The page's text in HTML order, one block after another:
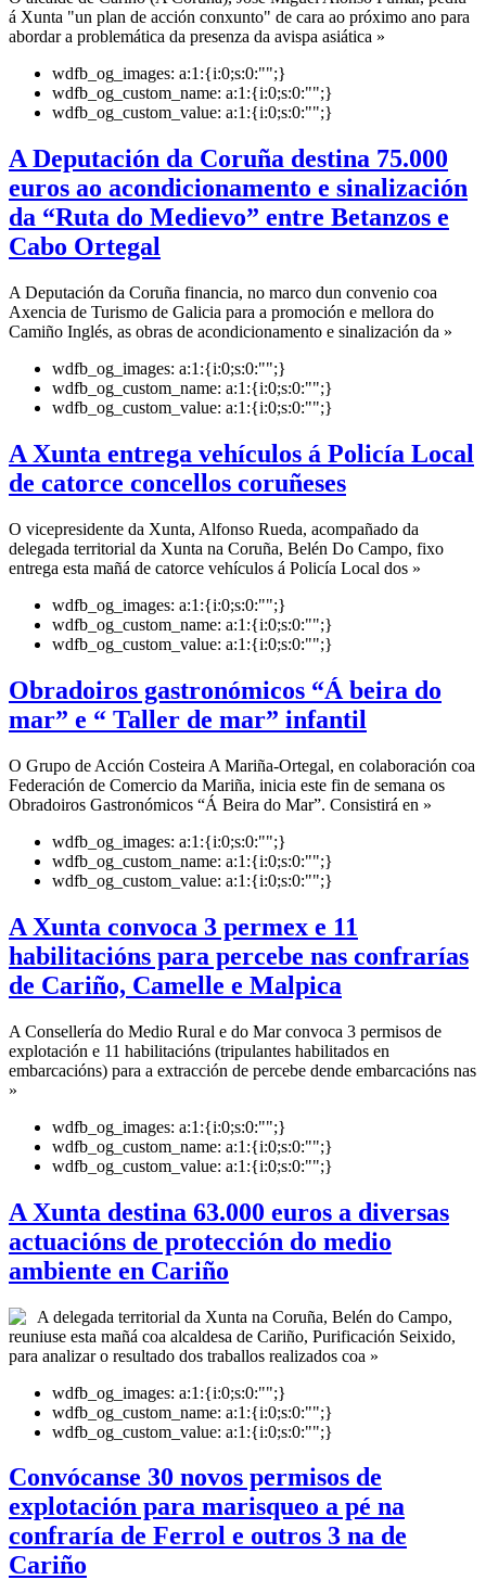
á Xunta "un plan de acción conxunto" de cara ao próximo ano para
abordar a problemática da presenza da avispa asiática »
wdfb_og_images: a:1:{i:0;s:0:"";}
wdfb_og_custom_name: a:1:{i:0;s:0:"";}
wdfb_og_custom_value: a:1:{i:0;s:0:"";}
A Deputación da Coruña destina 75.000
euros ao acondicionamento e sinalización
da “Ruta do Medievo” entre Betanzos e
Cabo Ortegal
A Deputación da Coruña financia, no marco dun convenio coa
Axencia de Turismo de Galicia para a promoción e mellora do
Camiño Inglés, as obras de acondicionamento e sinalización da »
wdfb_og_images: a:1:{i:0;s:0:"";}
wdfb_og_custom_name: a:1:{i:0;s:0:"";}
wdfb_og_custom_value: a:1:{i:0;s:0:"";}
A Xunta entrega vehículos á Policía Local
de catorce concellos coruñeses
O vicepresidente da Xunta, Alfonso Rueda, acompañado da
delegada territorial da Xunta na Coruña, Belén Do Campo, fixo
entrega esta mañá de catorce vehículos á Policía Local dos »
wdfb_og_images: a:1:{i:0;s:0:"";}
wdfb_og_custom_name: a:1:{i:0;s:0:"";}
wdfb_og_custom_value: a:1:{i:0;s:0:"";}
Obradoiros gastronómicos “Á beira do
mar” e “ Taller de mar” infantil
O Grupo de Acción Costeira A Mariña-Ortegal, en colaboración coa
Federación de Comercio da Mariña, inicia este fin de semana os
Obradoiros Gastronómicos “Á Beira do Mar”. Consistirá en »
wdfb_og_images: a:1:{i:0;s:0:"";}
wdfb_og_custom_name: a:1:{i:0;s:0:"";}
wdfb_og_custom_value: a:1:{i:0;s:0:"";}
A Xunta convoca 3 permex e 11
habilitacións para percebe nas confrarías
de Cariño, Camelle e Malpica
A Consellería do Medio Rural e do Mar convoca 3 permisos de
explotación e 11 habilitacións (tripulantes habilitados en
embarcacións) para a extracción de percebe dende embarcacións nas
»
wdfb_og_images: a:1:{i:0;s:0:"";}
wdfb_og_custom_name: a:1:{i:0;s:0:"";}
wdfb_og_custom_value: a:1:{i:0;s:0:"";}
A Xunta destina 63.000 euros a diversas
actuacións de protección do medio
ambiente en Cariño
A delegada territorial da Xunta na Coruña, Belén do Campo,
reuniuse esta mañá coa alcaldesa de Cariño, Purificación Seixido,
para analizar o resultado dos traballos realizados coa »
wdfb_og_images: a:1:{i:0;s:0:"";}
wdfb_og_custom_name: a:1:{i:0;s:0:"";}
wdfb_og_custom_value: a:1:{i:0;s:0:"";}
Convócanse 30 novos permisos de
explotación para marisqueo a pé na
confraría de Ferrol e outros 3 na de
Cariño